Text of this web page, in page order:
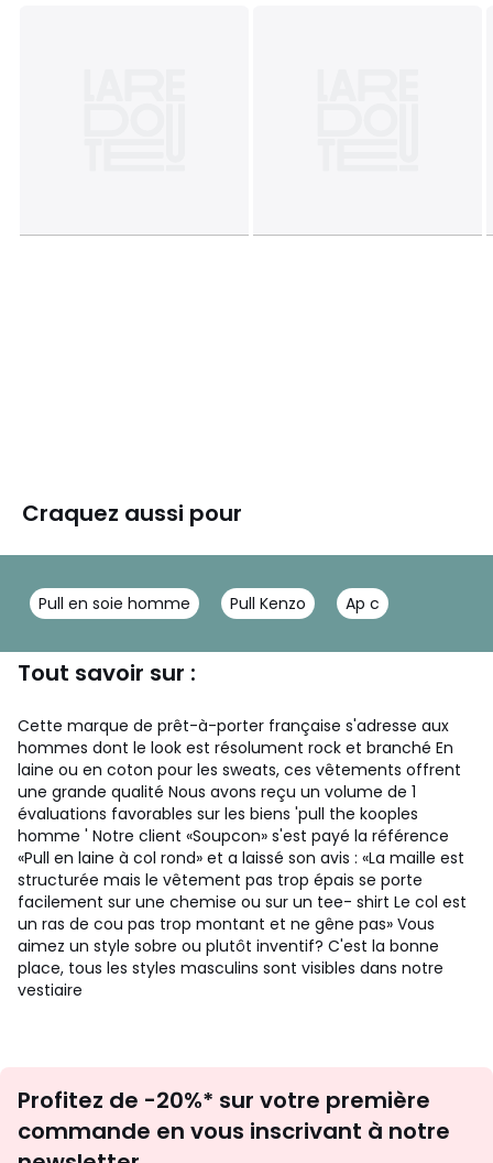
Craquez aussi pour
Pull en soie homme Pull Kenzo Ap c
Tout savoir sur :
Cette marque de prêt-à-porter française s'adresse aux
hommes dont le look est résolument rock et branché En
laine ou en coton pour les sweats, ces vêtements offrent
une grande qualité Nous avons reçu un volume de 1
évaluations favorables sur les biens 'pull the kooples
homme ' Notre client «Soupcon» s'est payé la référence
«Pull en laine à col rond» et a laissé son avis : «La maille est
structurée mais le vêtement pas trop épais se porte
facilement sur une chemise ou sur un tee- shirt Le col est
un ras de cou pas trop montant et ne gêne pas» Vous
aimez un style sobre ou plutôt inventif? C'est la bonne
place, tous les styles masculins sont visibles dans notre
vestiaire
newsletter
Profitez de -20%* sur votre première
commande en vous inscrivant à notre